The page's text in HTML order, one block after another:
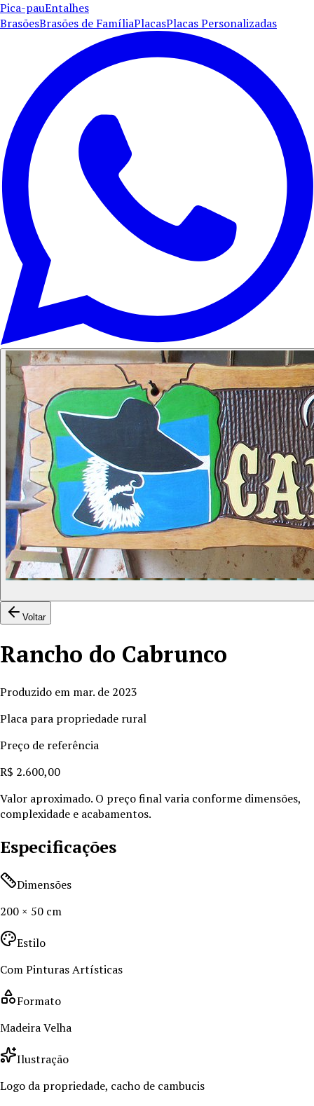
Pica-pauEntalhes
BrasõesBrasões de FamíliaPlacasPlacas Personalizadas
Voltar
Rancho do Cabrunco
Produzido em mar. de 2023
Placa para propriedade rural
Preço de referência
R$ 2.600,00
Valor aproximado. O preço final varia conforme dimensões,
complexidade e acabamentos.
Especificações
Dimensões
200 × 50 cm
Estilo
Com Pinturas Artísticas
Formato
Madeira Velha
Ilustração
Logo da propriedade, cacho de cambucis